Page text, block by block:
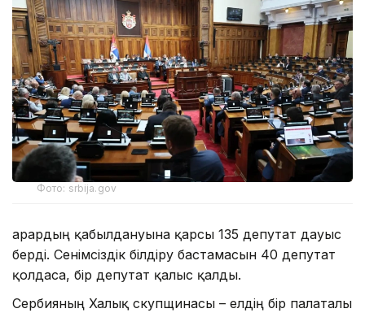
Фото: srbija.gov
Қарардың қабылдануына қарсы 135 депутат дауыс
берді. Сенімсіздік білдіру бастамасын 40 депутат
қолдаса, бір депутат қалыс қалды.
Сербияның Халық скупщинасы – елдің бір палаталы